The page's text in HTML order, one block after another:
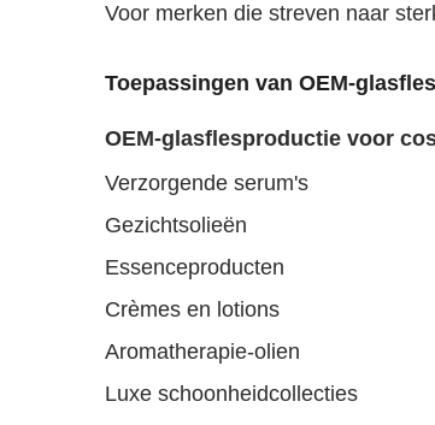
Voor merken die streven naar
Toepassingen van OEM-
OEM-glasflesproductie voor
Verzorgende serum's
Gezichtsolieën
Essenceproducten
Crèmes en lotions
Aromatherapie-olien
Luxe schoonheidcollecties